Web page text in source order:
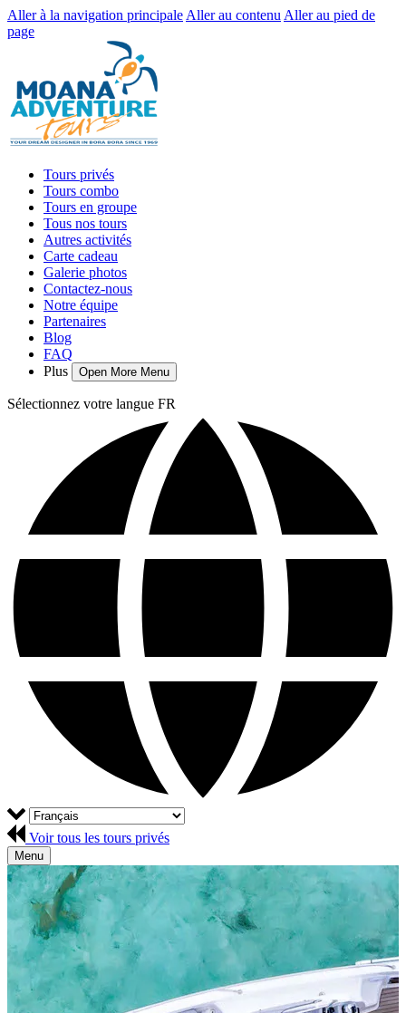
Aller à la navigation principale Aller au contenu Aller au pied de
page
Tours privés
Tours combo
Tours en groupe
Tous nos tours
Autres activités
Carte cadeau
Galerie photos
Contactez-nous
Notre équipe
Partenaires
Blog
FAQ
Plus
Open More Menu
Sélectionnez votre langue FR
Voir tous les tours privés
Menu